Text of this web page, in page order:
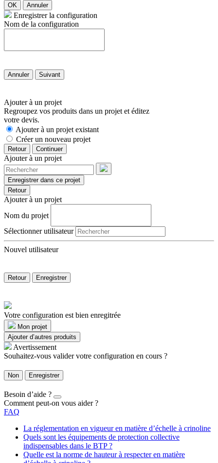
OK Annuler
Enregistrer la configuration
Nom de la configuration
Annuler Suivant
Ajouter à un projet
Regroupez vos produits dans un projet et éditez
votre devis.
Ajouter à un projet existant
Créer un nouveau projet
Retour Continuer
Ajouter à un projet
Enregistrer dans ce projet
Retour
Ajouter à un projet
Nom du projet
Sélectionner utilisateur
Nouvel utilisateur
Retour Enregistrer
Votre configuration est bien enregitrée
Mon projet
Ajouter d’autres produits
Avertissement
Souhaitez-vous valider votre configuration en cours ?
Non Enregistrer
Besoin d’aide ?
Comment peut-on vous aider ?
FAQ
La réglementation en vigueur en matière d’échelle à crinoline
Quels sont les équipements de protection collective
indispensables dans le BTP ?
Quelle est la norme de hauteur à respecter en matière